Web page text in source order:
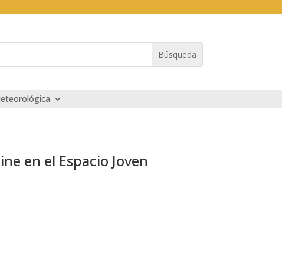
en el Espacio Joven